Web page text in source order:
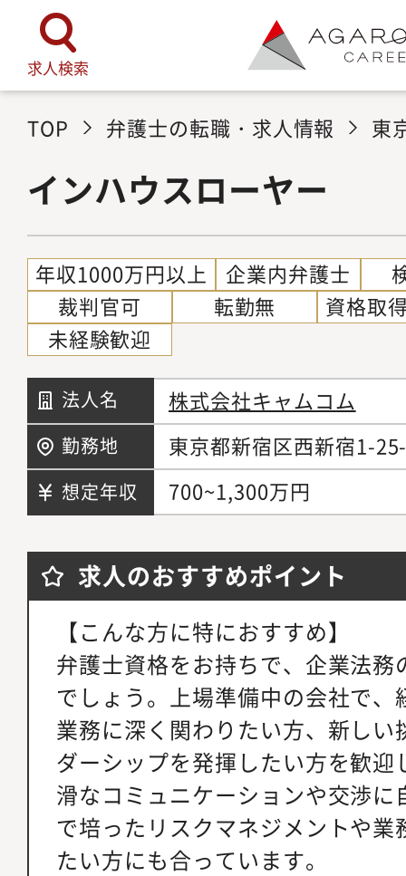
求人検索
TOP 弁護士の転職・求人情報 東
インハウスローヤー
年収1000万円以上 企業内弁護士
裁判官可
転勤無
資格取
未経験歓迎
法人名 株式会社キャムコム
勤務地 東京都新宿区西新宿1-
想定年収 700~1,300万円
求人のおすすめポイント
【こんな方に特におすすめ】
弁護士資格をお持ちで、企業法
でしょう。上場準備中の会社で
業務に深く関わりたい方、新し
ダーシップを発揮したい方を歓
滑なコミュニケーションや交渉
で培ったリスクマネジメントや
たい方にも合っています。